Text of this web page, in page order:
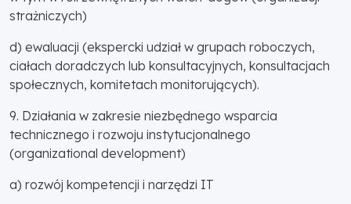
strażniczych)
d) ewaluacji (ekspercki udział w grupach roboczych,
ciałach doradczych lub konsultacyjnych, konsultacjach
społecznych, komitetach monitorujących).
9. Działania w zakresie niezbędnego wsparcia
technicznego i rozwoju instytucjonalnego
(organizational development)
a) rozwój kompetencji i narzędzi IT